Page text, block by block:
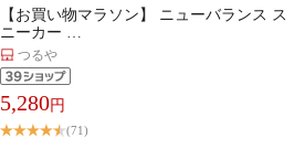
【お買い物マラソン】 ニューバランス ス
ニーカー …
つるや
5,280円
(71)